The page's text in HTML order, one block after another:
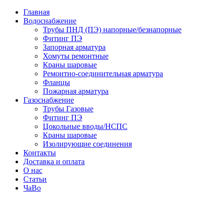
Главная
Водоснабжение
Трубы ПНД (ПЭ) напорные/безнапорные
Фитинг ПЭ
Запорная арматура
Хомуты ремонтные
Краны шаровые
Ремонтно-соединительная арматура
Фланцы
Пожарная арматура
Газоснабжение
Трубы Газовые
Фитинг ПЭ
Цокольные вводы/НСПС
Краны шаровые
Изолирующие соединения
Контакты
Доставка и оплата
О нас
Статьи
ЧаВо